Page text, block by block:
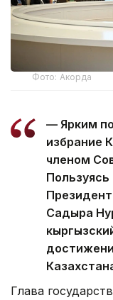
Фото: Акорда
— Ярким
избрание
членом
Садыра
Глава